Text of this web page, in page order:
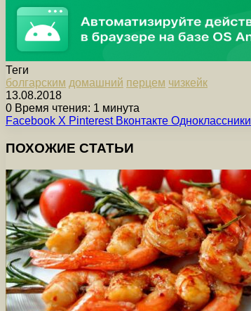
Теги
болгарским домашний перцем чизкейк
13.08.2018
0 Время чтения: 1 минута
Facebook X Pinterest Вконтакте Одноклассники
ПОХОЖИЕ СТАТЬИ